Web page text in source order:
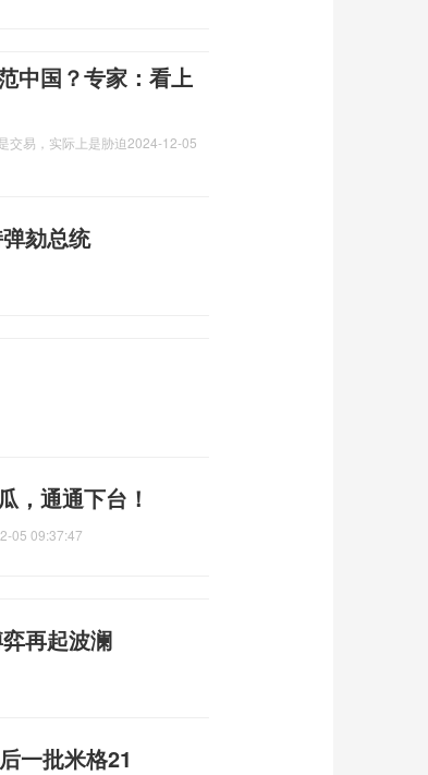
中国？专家：看上
交易，实际上是胁迫2024-12-05
劾总统
，通通下台！
05 09:37:47
再起波澜
一批米格21